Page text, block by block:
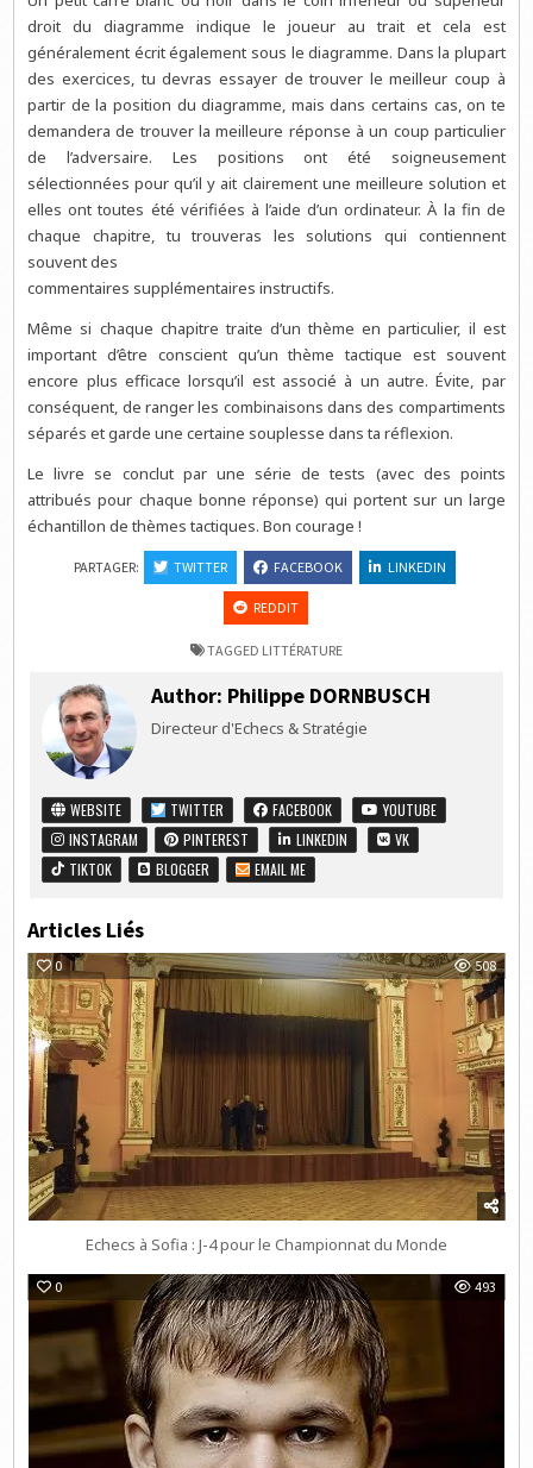
droit du diagramme indique le joueur au trait et cela est
généralement écrit également sous le diagramme. Dans la plupart
des exercices, tu devras essayer de trouver le meilleur coup à
partir de la position du diagramme, mais dans certains cas, on te
demandera de trouver la meilleure réponse à un coup particulier
de l’adversaire. Les positions ont été soigneusement
sélectionnées pour qu’il y ait clairement une meilleure solution et
elles ont toutes été vérifiées à l’aide d’un ordinateur. À la fin de
chaque chapitre, tu trouveras les solutions qui contiennent
souvent des
commentaires supplémentaires instructifs.
Même si chaque chapitre traite d’un thème en particulier, il est
important d’être conscient qu’un thème tactique est souvent
encore plus efficace lorsqu’il est associé à un autre. Évite, par
conséquent, de ranger les combinaisons dans des compartiments
séparés et garde une certaine souplesse dans ta réflexion.
Le livre se conclut par une série de tests (avec des points
attribués pour chaque bonne réponse) qui portent sur un large
échantillon de thèmes tactiques. Bon courage !
PARTAGER: TWITTER FACEBOOK LINKEDIN
REDDIT
TAGGED LITTÉRATURE
Author: Philippe DORNBUSCH
Directeur d'Echecs & Stratégie
WEBSITE TWITTER FACEBOOK
YOUTUBE
INSTAGRAM
PINTEREST LINKEDIN
VK
TIKTOK
BLOGGER EMAIL ME
Articles Liés
0 508
Echecs à Sofia : J-4 pour le Championnat du Monde
0 493